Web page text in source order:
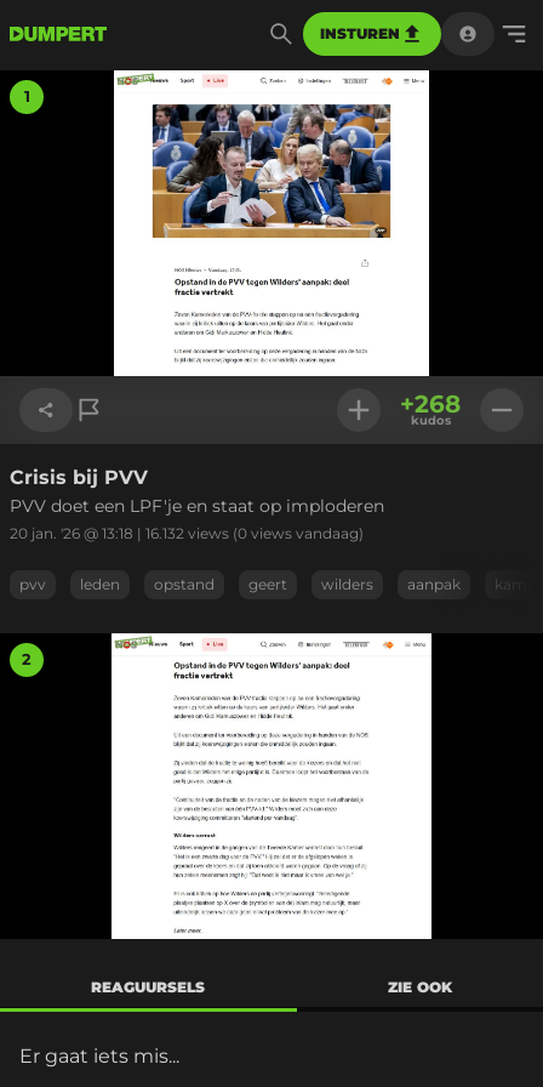
INSTUREN
1
Link kopiëren
+268
kudos
Crisis bij PVV
PVV doet een LPF'je en staat op imploderen
20 jan. '26 @ 13:18 | 16.132 views (0 views vandaag)
pvv leden opstand geert wilders aanpak
2
REAGUURSELS ZIE OOK
Er gaat iets mis...